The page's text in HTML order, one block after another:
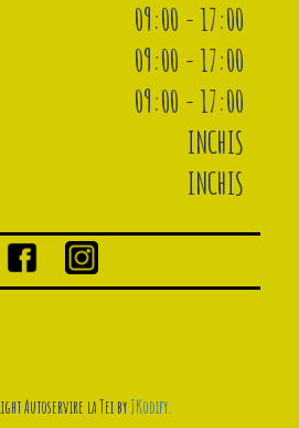
09:00 - 17:00
09:00 - 17:00
09:00 - 17:00
INCHIS
INCHIS
Autoservire la Tei byJKodify.